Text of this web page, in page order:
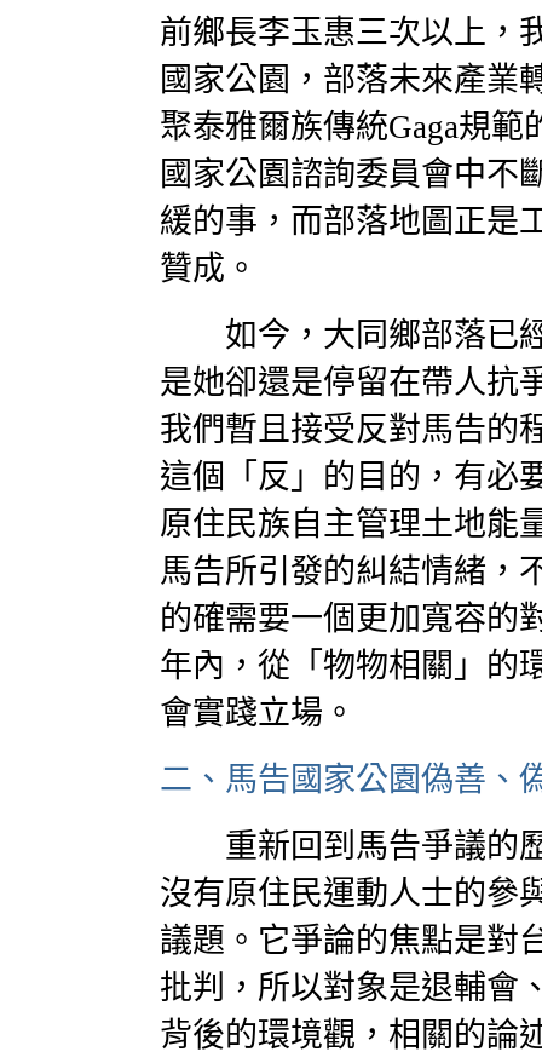
前鄉長李玉惠三次以上，
國家公園，部落未來產業
聚泰雅爾族傳統Gaga規
國家公園諮詢委員會中不
緩的事，而部落地圖正是
贊成。
如今，大同鄉部落已經
是她卻還是停留在帶人抗
我們暫且接受反對馬告的
這個「反」的目的，有必
原住民族自主管理土地能
馬告所引發的糾結情緒，
的確需要一個更加寬容的
年內，從「物物相關」的
會實踐立場。
二、馬告國家公園偽善、
重新回到馬告爭議的歷
沒有原住民運動人士的參
議題。它爭論的焦點是對
批判，所以對象是退輔會
背後的環境觀，相關的論